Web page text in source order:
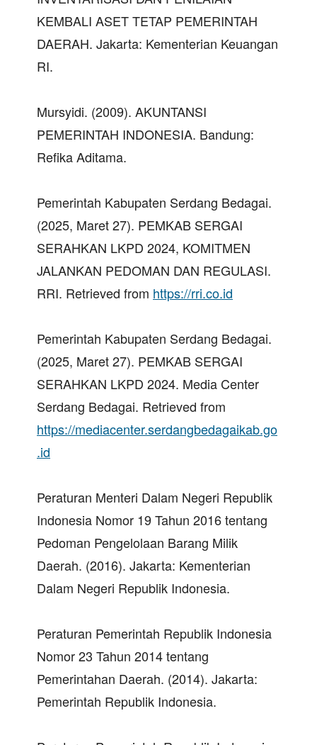
KEMBALI ASET TETAP PEMERINTAH
DAERAH. Jakarta: Kementerian Keuangan
RI.
Mursyidi. (2009). AKUNTANSI
PEMERINTAH INDONESIA. Bandung:
Refika Aditama.
Pemerintah Kabupaten Serdang Bedagai.
(2025, Maret 27). PEMKAB SERGAI
SERAHKAN LKPD 2024, KOMITMEN
JALANKAN PEDOMAN DAN REGULASI.
RRI. Retrieved from https://rri.co.id
Pemerintah Kabupaten Serdang Bedagai.
(2025, Maret 27). PEMKAB SERGAI
SERAHKAN LKPD 2024. Media Center
Serdang Bedagai. Retrieved from
https://mediacenter.serdangbedagaikab.go
.id
Peraturan Menteri Dalam Negeri Republik
Indonesia Nomor 19 Tahun 2016 tentang
Pedoman Pengelolaan Barang Milik
Daerah. (2016). Jakarta: Kementerian
Dalam Negeri Republik Indonesia.
Peraturan Pemerintah Republik Indonesia
Nomor 23 Tahun 2014 tentang
Pemerintahan Daerah. (2014). Jakarta:
Pemerintah Republik Indonesia.